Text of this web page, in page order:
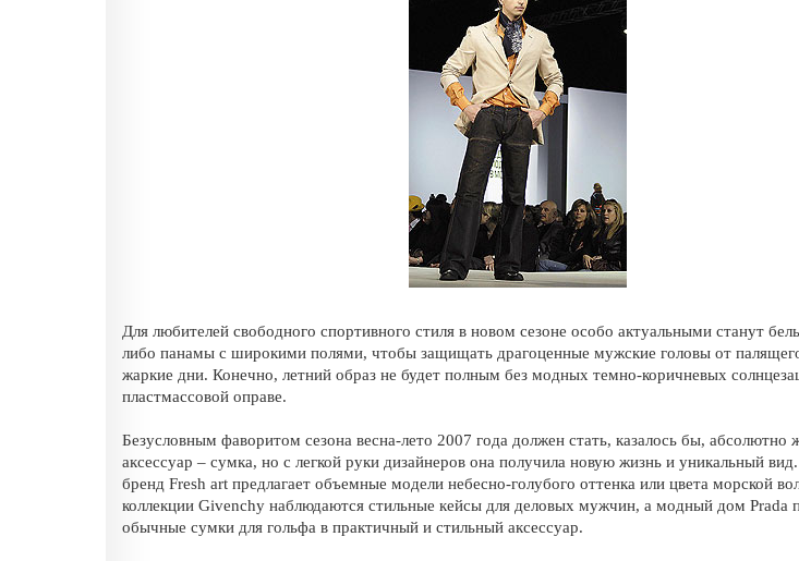
Для любителей свободного спортивного стиля в новом сезоне особо актуальными станут
либо панамы с широкими полями, чтобы защищать драгоценные мужские головы от
жаркие дни. Конечно, летний образ не будет полным без модных темно-коричневых
пластмассовой оправе.
Безусловным фаворитом сезона весна-лето 2007 года должен стать, казалось бы, абсолютно
аксессуар – сумка, но с легкой руки дизайнеров она получила новую жизнь и уникальный
бренд Fresh art предлагает объемные модели небесно-голубого оттенка или цвета морской
коллекции Givenchy наблюдаются стильные кейсы для деловых мужчин, а модный дом Prada
обычные сумки для гольфа в практичный и стильный аксессуар.